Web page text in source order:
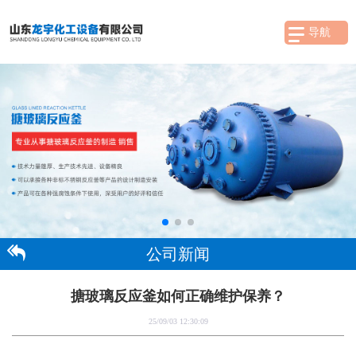
导航
公司新闻
搪玻璃反应釜如何正确维护保养？
25/09/03 12:30:09